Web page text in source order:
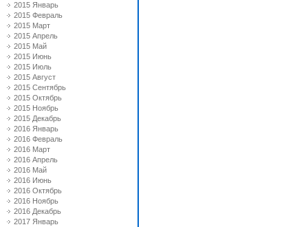
2015 Январь
2015 Февраль
2015 Март
2015 Апрель
2015 Май
2015 Июнь
2015 Июль
2015 Август
2015 Сентябрь
2015 Октябрь
2015 Ноябрь
2015 Декабрь
2016 Январь
2016 Февраль
2016 Март
2016 Апрель
2016 Май
2016 Июнь
2016 Октябрь
2016 Ноябрь
2016 Декабрь
2017 Январь